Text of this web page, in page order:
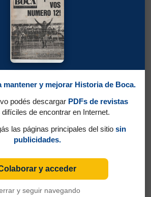
Jaime Sarlanga en
mantener y mejorar Historia de Boca.
podés descargar PDFs de revistas
difíciles de encontrar en Internet.
las páginas principales del sitio sin
publicidades.
y acceder
y seguir navegando